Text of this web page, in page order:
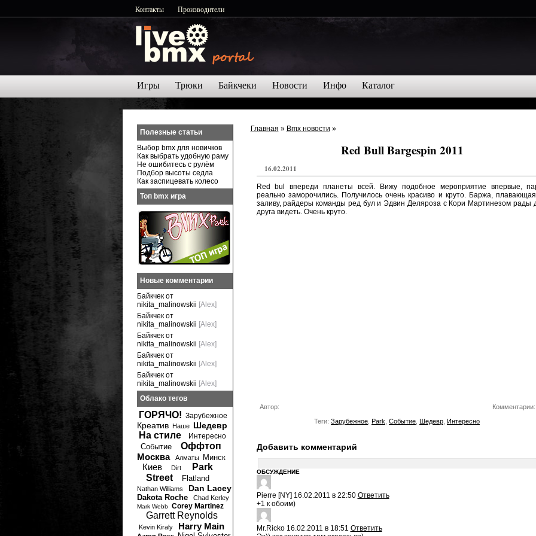
Контакты Производители
Игры Трюки Байкчеки Новости Инфо Каталог
Главная » Bmx новости »
Red Bull Bargespin 2011
16.02.2011
Red bul впереди планеты всей. Вижу подобное мероприятие впервые,
реально заморочились. Получилось очень красиво и круто. Баржа,
заливу, райдеры команды ред бул и Эдвин Деляроза с Кори Мартинезом рады
друга видеть. Очень круто.
Автор:
Комментарии:
Теги: Зарубежное Park Событие Шедевр Интересно
Добавить комментарий
ОБСУЖДЕНИЕ
Pierre [NY] 16.02.2011 в 22:50 Ответить
+1 к обоим)
Mr.Ricko 16.02.2011 в 18:51 Ответить
Полезные статьи
Выбор bmx для новичков
Как выбрать удобную раму
Не ошибитесь с рулём
Подбор высоты седла
Как заспицевать колесо
Топ bmx игра
Новые комментарии
Байкчек от
nikita_malinowskii [Alex]
Байкчек от
nikita_malinowskii [Alex]
Байкчек от
nikita_malinowskii [Alex]
Байкчек от
nikita_malinowskii [Alex]
Байкчек от
nikita_malinowskii [Alex]
Облако тегов
ГОРЯЧО! Зарубежное
Креатив Наше Шедевр
На стиле Интересно
Событие
Оффтоп
Москва
Алматы Минск
Киев Dirt
Park
Street
Flatland
Nathan Williams Dan Lacey
Dakota Roche Chad Kerley
Mark Webb Corey Martinez
Garrett Reynolds
Kevin Kiraly Harry Main